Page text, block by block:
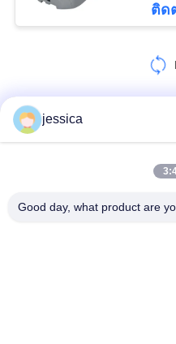
ติด
jessica
Good day, what product are